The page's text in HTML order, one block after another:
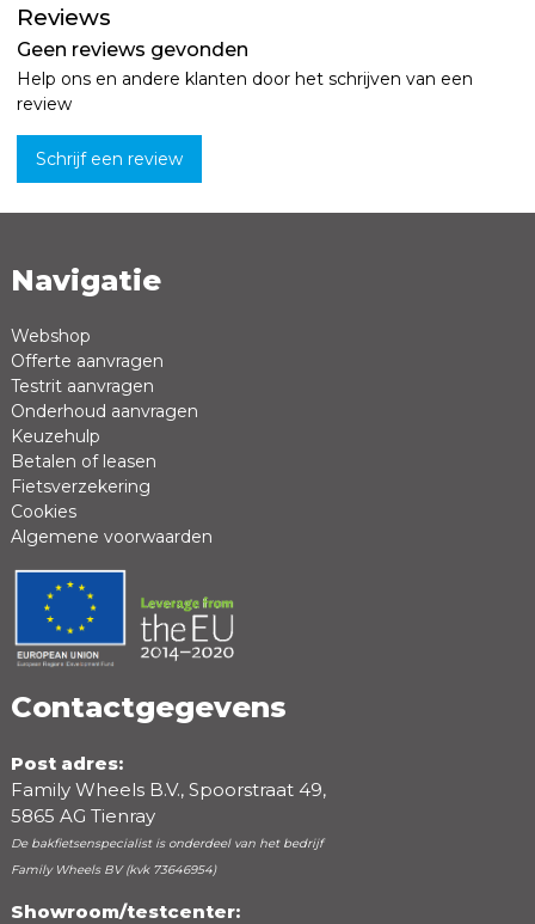
Reviews
Geen reviews gevonden
Help ons en andere klanten door het schrijven van een
review
Schrijf een review
Naam *
Review *
Positieve punten
Navigatie
Webshop
Offerte aanvragen
Testrit aanvragen
Onderhoud aanvragen
Keuzehulp
Betalen of leasen
Fietsverzekering
Cookies
Algemene voorwaarden
Contactgegevens
Post adres:
Family Wheels B.V., Spoorstraat 49,
5865 AG Tienray
De bakfietsenspecialist is onderdeel van het bedrijf
Family Wheels BV (kvk 73646954)
Showroom/testcenter: